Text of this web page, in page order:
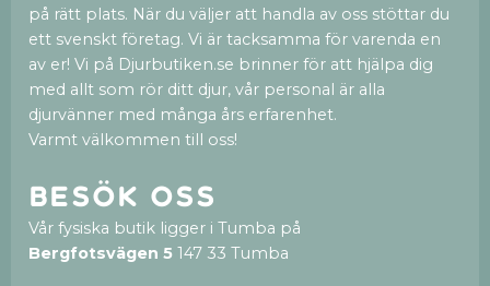
på rätt plats. När du väljer att handla av oss stöttar du
ett svenskt företag. Vi är tacksamma för varenda en
av er! Vi på Djurbutiken.se brinner för att hjälpa dig
med allt som rör ditt djur, vår personal är alla
djurvänner med många års erfarenhet.
Varmt välkommen till oss!
Besök oss
Vår fysiska butik ligger i Tumba på
Bergfotsvägen 5 147 33 Tumba